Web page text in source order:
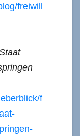
freiwill
f